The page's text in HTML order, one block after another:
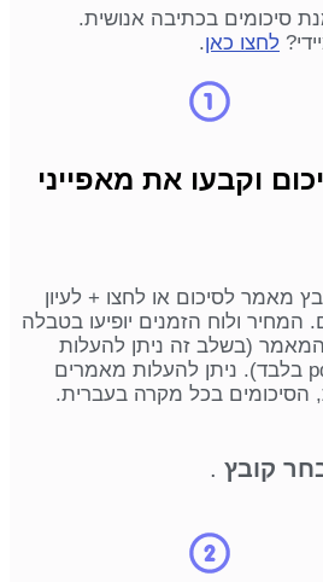
סיכומים בכתיבה אנושית.
לחצו כאן.
וקבעו את מאפייני
מאמר לסיכום או לחצו + לעיון
ולוח הזמנים יופיעו בטבלה
(בשלב זה ניתן להעלות
מאמרים בפורמט pdf בלבד). ניתן להעלות מאמרים
הסיכומים בכל מקרה בעברית.
קובץ .